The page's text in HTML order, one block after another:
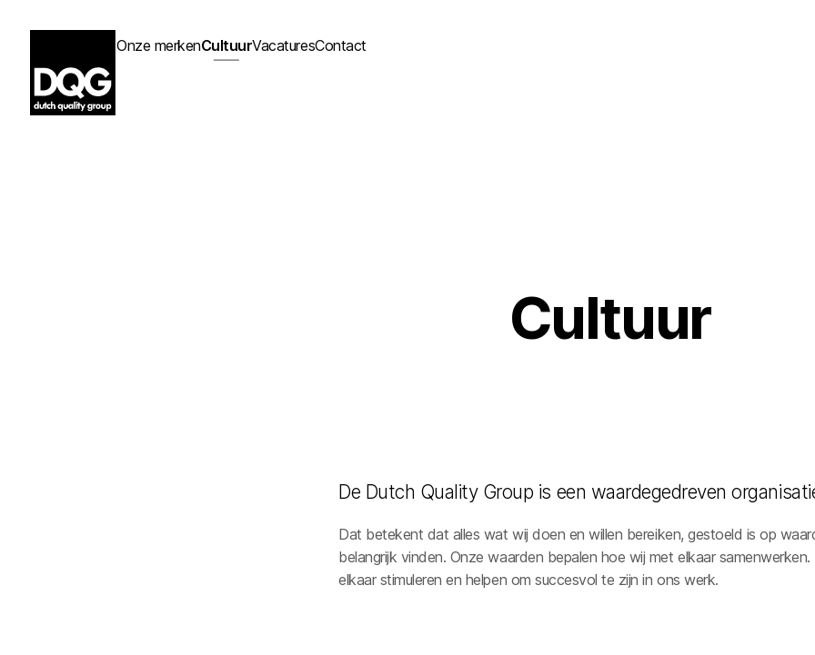
Onze merkenCultuurVacaturesContact
Cultuur
De Dutch Quality Group is een waardegedreven
Dat betekent dat alles wat wij doen en willen bereiken, gestoeld is op
belangrijk vinden. Onze waarden bepalen hoe wij met elkaar
elkaar stimuleren en helpen om succesvol te zijn in ons werk.